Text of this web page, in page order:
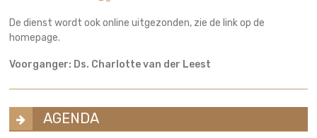
De dienst wordt ook online uitgezonden, zie de link op de
homepage.
Voorganger: Ds. Charlotte van der Leest
AGENDA